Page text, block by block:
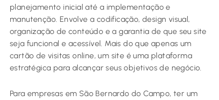
planejamento inicial até a implementação e
manutenção. Envolve a codificação, design visual,
organização de conteúdo e a garantia de que seu site
seja funcional e acessível. Mais do que apenas um
cartão de visitas online, um site é uma plataforma
estratégica para alcançar seus objetivos de negócio.
Para empresas em São Bernardo do Campo, ter um